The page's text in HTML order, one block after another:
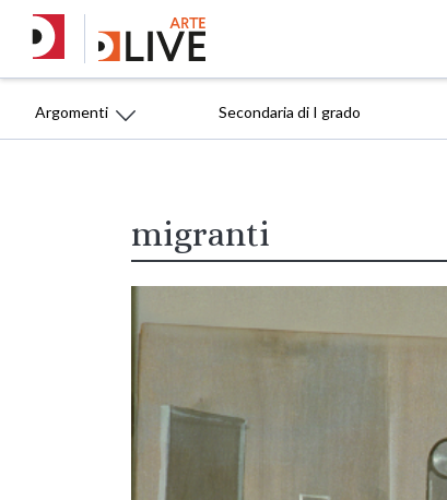
Argomenti Secondaria di I grado
migranti